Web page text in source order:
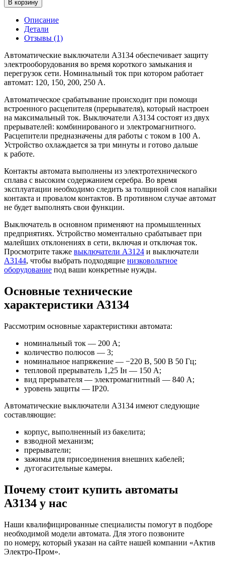
Автоматический
выключатель
A3134
В корзину
Описание
Детали
Отзывы (1)
Автоматические выключатели А3134 обеспечивает защиту
электрооборудования во время короткого замыкания и
перегрузок сети. Номинальный ток при котором работает
автомат: 120, 150, 200, 250 А.
Автоматическое срабатывание происходит при помощи
встроенного расцепителя (прерывателя), который настроен
на максимальный ток. Выключатели А3134 состоят из двух
прерывателей: комбинированого и электромагнитного.
Расцепители предназначены для работы с током в 100 А.
Устройство охлаждается за три минуты и готово дальше
к работе.
Контакты автомата выполнены из электротехнического
сплава с высоким содержанием серебра. Во время
эксплуатации необходимо следить за толщиной слоя напайки
контакта и провалом контактов. В противном случае автомат
не будет выполнять свои функции.
Выключатель в основном применяют на промышленных
предприятиях. Устройство моментально срабатывает при
малейших отклонениях в сети, включая и отключая ток.
Просмотрите также выключатели A3124 и выключатели
А3144, чтобы выбрать подходящие низковольтное
оборудование под ваши конкретные нужды.
Основные технические
характеристики A3134
Рассмотрим основные характеристики автомата:
номинальный ток — 200 А;
количество полюсов — 3;
номинальное напряжение — −220 В, 500 В 50 Гц;
тепловой прерыватель 1,25 Iн — 150 А;
вид прерывателя — электромагнитный — 840 А;
уровень защиты — IP20.
Автоматические выключатели A3134 имеют следующие
составляющие:
корпус, выполненный из бакелита;
взводной механизм;
прерыватели;
зажимы для присоединения внешних кабелей;
дугогасительные камеры.
Почему стоит купить автоматы
A3134 у нас
Наши квалифицированные специалисты помогут в подборе
необходимой модели автомата. Для этого позвоните
по номеру, который указан на сайте нашей компании «Актив
Электро-Пром».